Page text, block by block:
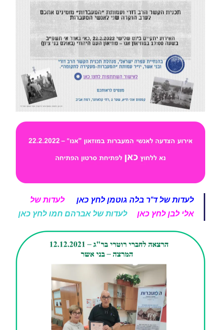
לעדות של ד"ר בלה גוטמן לחץ כאן
לעדות של
אלי לבן לחץ כאן
לעדות של אברהם חמו לחץ כאן